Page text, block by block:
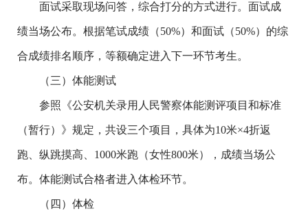
面试采取现场问答，综合打分的方式进行。面试成
绩当场公布。根据笔试成绩（50%）和面试（50%）的综
合成绩排名顺序，等额确定进入下一环节考生。
（三）体能测试
参照《公安机关录用人民警察体能测评项目和标准
（暂行）》规定，共设三个项目，具体为10米×4折返
跑、纵跳摸高、1000米跑（女性800米），成绩当场公
布。体能测试合格者进入体检环节。
（四）体检